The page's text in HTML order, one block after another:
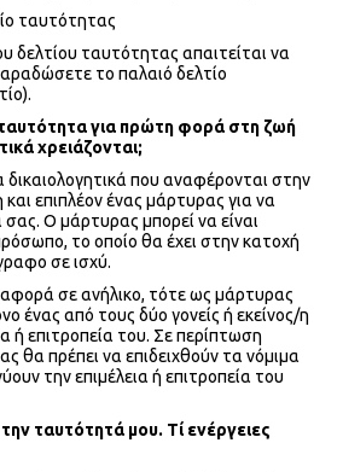
ταυτότητας
δελτίου ταυτότητας απαιτείται να
το παλαιό δελτίο
για πρώτη φορά στη ζωή
χρειάζονται;
που αναφέρονται στην
επιπλέον ένας μάρτυρας για να
O μάρτυρας μπορεί να είναι
το οποίο θα έχει στην κατοχή
σε ισχύ.
σε ανήλικο, τότε ως μάρτυρας
ένας από τους δύο γονείς ή εκείνος/η
ή επιτροπεία του. Σε περίπτωση
θα πρέπει να επιδειχθούν τα νόμιμα
την επιμέλεια ή επιτροπεία του
ταυτότητά μου. Τί ενέργειες